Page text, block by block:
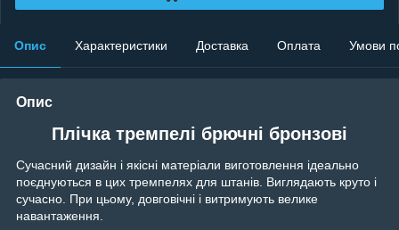
Опис Характеристики Доставка Оплата Умови
Опис
Плічка тремпелі брючні бронзові
Сучасний дизайн і якісні матеріали виготовлення ідеально
поєднуються в цих тремпелях для штанів. Виглядають круто і
сучасно. При цьому, довговічні і витримують велике
навантаження.